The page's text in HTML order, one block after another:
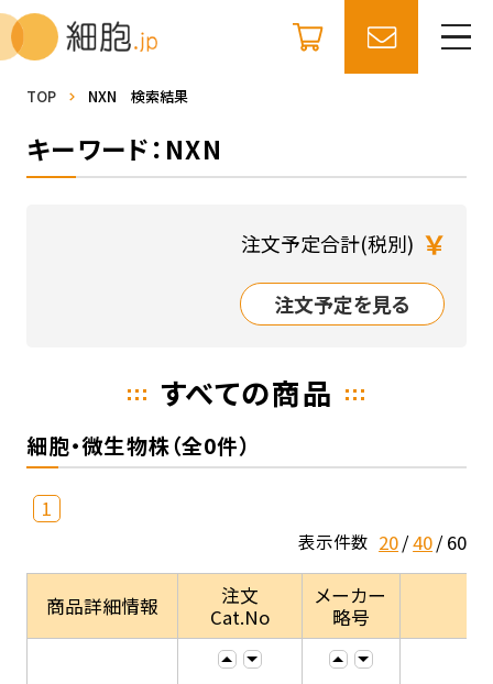
TOP NXN 検索結果
キーワード：NXN
注文予定合計(税別) ￥
注文予定を見る
すべての商品
細胞・微生物株（全0件）
1
表示件数 20 40 60
商品詳細情報
注文
Cat.No
メーカー
略号